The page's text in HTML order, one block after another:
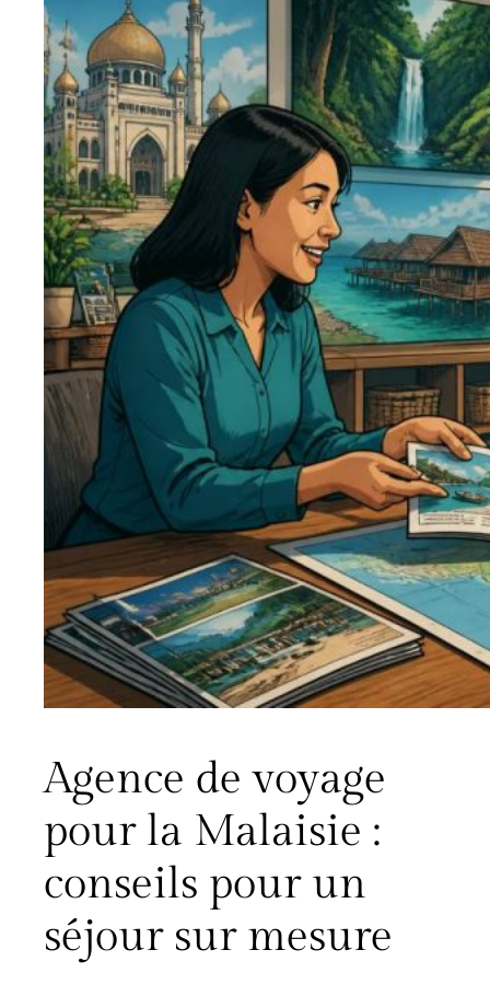
Agence de voyage
pour la Malaisie :
conseils pour un
séjour sur mesure